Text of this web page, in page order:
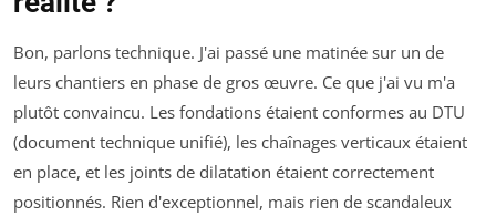
Bon, parlons technique. J'ai passé une matinée sur un de
leurs chantiers en phase de gros œuvre. Ce que j'ai vu m'a
plutôt convaincu. Les fondations étaient conformes au DTU
(document technique unifié), les chaînages verticaux étaient
en place, et les joints de dilatation étaient correctement
positionnés. Rien d'exceptionnel, mais rien de scandaleux